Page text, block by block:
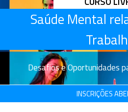
Saúde Mental
Desafios e Oportunidades
INSCRIÇÕES